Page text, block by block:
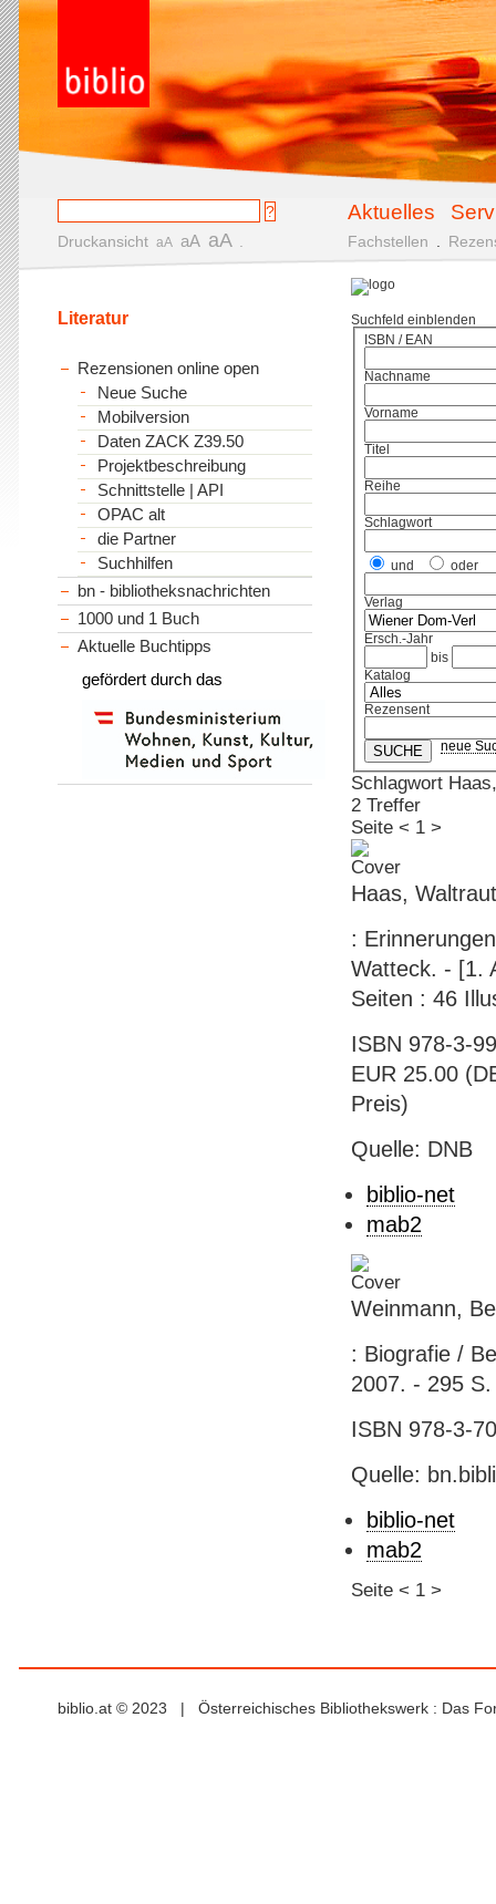
Aktuelles
Druckansicht aA aA aA Fachstellen
Suchfeld einblenden
ISBN / EAN
Nachname
Vorname
Titel
Reihe
Schlagwort
und oder
Verlag
Ersch.-Jahr
bis
Katalog
Rezensent
neue
Schlagwort
2 Treffer
Seite < 1 >
Haas,
:
Watteck. - [1.
Seiten : 46
ISBN 978-3-
EUR 25.00
Preis)
Quelle: DNB
biblio-net
mab2
Weinmann,
: Biografie /
2007. - 295
ISBN 978-3-
Quelle:
biblio-net
mab2
Seite < 1 >
Literatur
Rezensionen online open
Neue Suche
Mobilversion
Daten ZACK Z39.50
Projektbeschreibung
Schnittstelle | API
OPAC alt
die Partner
Suchhilfen
bn - bibliotheksnachrichten
1000 und 1 Buch
Aktuelle Buchtipps
gefördert durch das
biblio.at © 2023 | Österreichisches Bibliothekswerk : Das